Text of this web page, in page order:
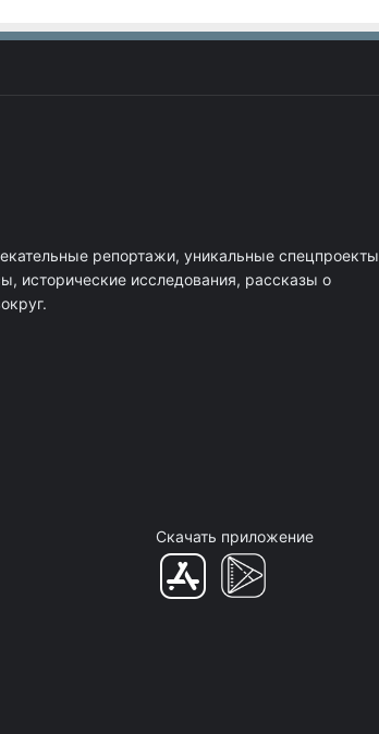
репортажи, уникальные
исторические исследования, рассказы о
Скачать приложение